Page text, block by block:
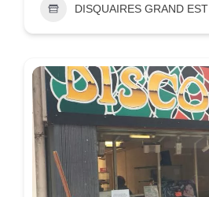
DISQUAIRES GRAND EST